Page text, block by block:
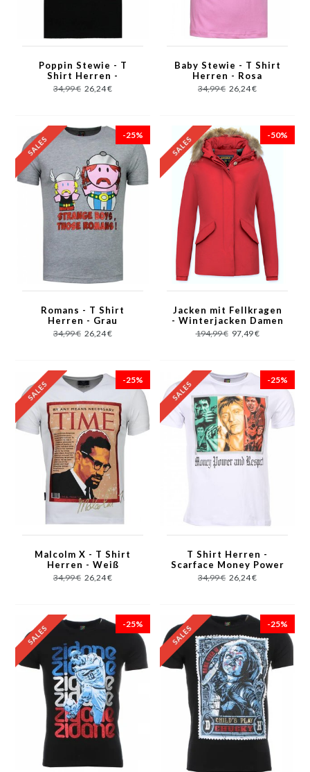
Poppin Stewie - T
Shirt Herren -
Schwarz
34,99 € 26,24 €
Baby Stewie - T Shirt
Herren - Rosa
34,99 € 26,24 €
-25%
Romans - T Shirt
Herren - Grau
34,99 € 26,24 €
-50%
Jacken mit Fellkragen
- Winterjacken Damen
Kurze - Kleine
Pelzkragen - Wooly -
194,99 € 97,49 €
-25%
Malcolm X - T Shirt
Herren - Weiß
34,99 € 26,24 €
-25%
T Shirt Herren -
Scarface Money Power
Respect Print - Weiß
34,99 € 26,24 €
-25% -25%